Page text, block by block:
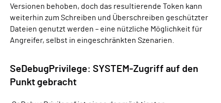
Versionen behoben, doch das resultierende Token kann
weiterhin zum Schreiben und Überschreiben geschützter
Dateien genutzt werden – eine nützliche Möglichkeit für
Angreifer, selbst in eingeschränkten Szenarien.
SeDebugPrivilege: SYSTEM-Zugriff auf den
Punkt gebracht